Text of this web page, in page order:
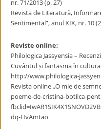
nr. 71/2013 (p. 27)
Revista de Literatură,
Sentimental”, anul XIX, nr. 10
Reviste online:
Philologica Jassyensia –
Cuvântul și fantasma în
http://www.philologica-
Revista online „O mie de
poeme-de-cristina-botilca-
dq-HvAmtao